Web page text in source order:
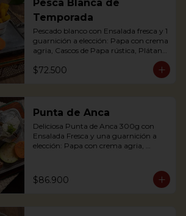
potato with sour cream, accompanied
with a fresh salad.
Pesca Blanca de
Temporada
Pescado blanco con Ensalada fresca y 1
guarnición a elección: Papa con crema
agria, Cascos de Papa rústica, Plátano
maduro con Quesito, Palitos de Yuca,
Puré de Papa y Arracacha
$72.500
Punta de Anca
Deliciosa Punta de Anca 300g con
Ensalada Fresca y una guarnición a
elección: Papa con crema agria,
Yuca, Puré de papa y arracacha
$86.900